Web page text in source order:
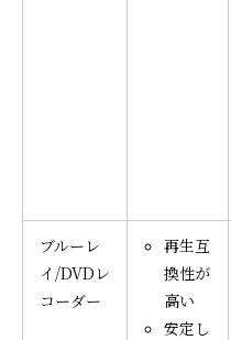
ブルーレ
イ/DVDレ
コーダー
再生互
換性が
高い
安定し